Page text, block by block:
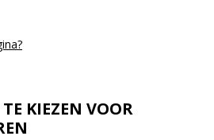
KIEZEN VOOR